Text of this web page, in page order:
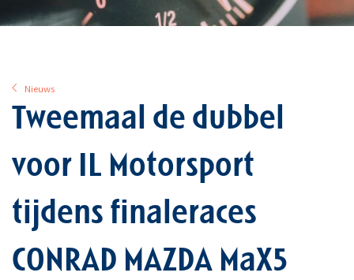
Nieuws
Tweemaal de dubbel
voor IL Motorsport
tijdens finaleraces
CONRAD MAZDA MaX5